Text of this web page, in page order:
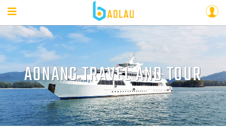
AONANG TRAVEL AND TOUR